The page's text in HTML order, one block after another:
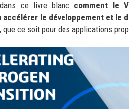
ce livre blanc comment le
accélérer le développement et le
que ce soit pour des applications